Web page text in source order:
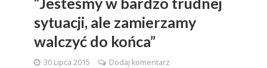
sytuacji, ale zamierzamy
walczyć do końca”
30 Lipca 2015 Dodaj komentarz